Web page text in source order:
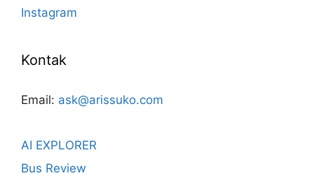
Instagram
Kontak
Email: ask@arissuko.com
AI EXPLORER
Bus Review